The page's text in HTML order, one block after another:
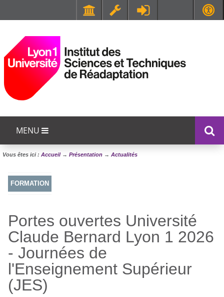
MENU
Vous êtes ici : Accueil→ Présentation → Actualités
FORMATION
Portes ouvertes Université
Claude Bernard Lyon 1 2026
- Journées de
l'Enseignement Supérieur
(JES)